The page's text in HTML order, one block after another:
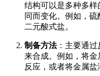
结构可以是多种多
同而变化。例如，
二元酸式盐。
制备方法：主要通过
来合成。例如，将
反应，或者将金属盐